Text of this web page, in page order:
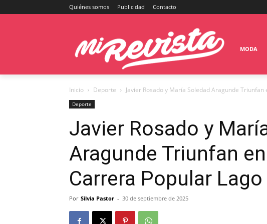
Quiénes somos Publicidad Contacto
MODA
Inicio Deporte Javier Rosado y María Soledad Aragunde Triunfan
Deporte
Javier Rosado y
Aragunde Triunfan
Carrera Popular
Por Silvia Pastor - 30 de septiembre de 2025